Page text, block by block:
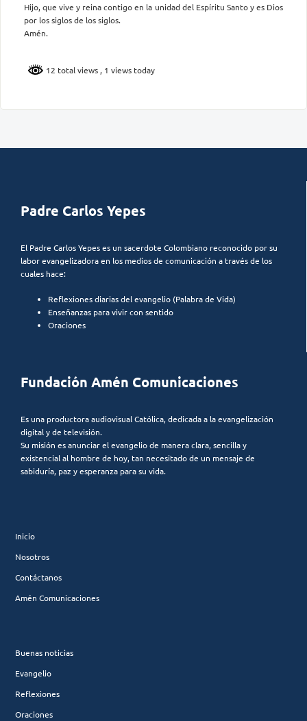
Hijo, que vive y reina contigo en la unidad del Espíritu Santo y es Dios
por los siglos de los siglos.
Amén.
12 total views , 1 views today
Padre Carlos Yepes
El Padre Carlos Yepes es un sacerdote Colombiano reconocido por su
labor evangelizadora en los medios de comunicación a través de los
cuales hace:
Reflexiones diarias del evangelio (Palabra de Vida)
Enseñanzas para vivir con sentido
Oraciones
Fundación Amén Comunicaciones
Es una productora audiovisual Católica, dedicada a la evangelización
digital y de televisión.
Su misión es anunciar el evangelio de manera clara, sencilla y
existencial al hombre de hoy, tan necesitado de un mensaje de
sabiduría, paz y esperanza para su vida.
Inicio
Nosotros
Contáctanos
Amén Comunicaciones
Buenas noticias
Evangelio
Reflexiones
Oraciones